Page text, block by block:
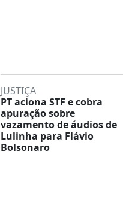
JUSTIÇA
PT aciona STF e cobra
apuração sobre
vazamento de áudios de
Lulinha para Flávio
Bolsonaro